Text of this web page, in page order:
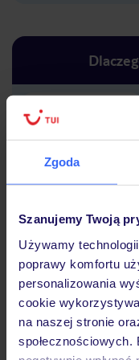
Zgoda
Szanujemy Twoją
Używamy
poprawy komfortu
personalizowania
cookie
na naszej stronie
Hotel
Opinie